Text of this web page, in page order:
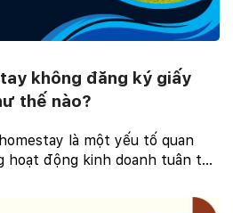
không đăng ký giấy
thế nào?
là một yếu tố quan
hoạt động kinh doanh tuân thủ
không chỉ dẫn đến việc bị ...